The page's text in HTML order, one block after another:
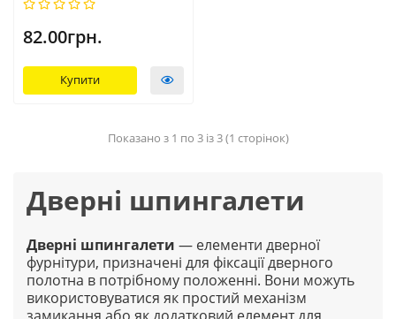
82.00грн.
Купити
Показано з 1 по 3 із 3 (1 сторінок)
Дверні шпингалети
Дверні шпингалети — елементи дверної
фурнітури, призначені для фіксації дверного
полотна в потрібному положенні. Вони можуть
використовуватися як простий механізм